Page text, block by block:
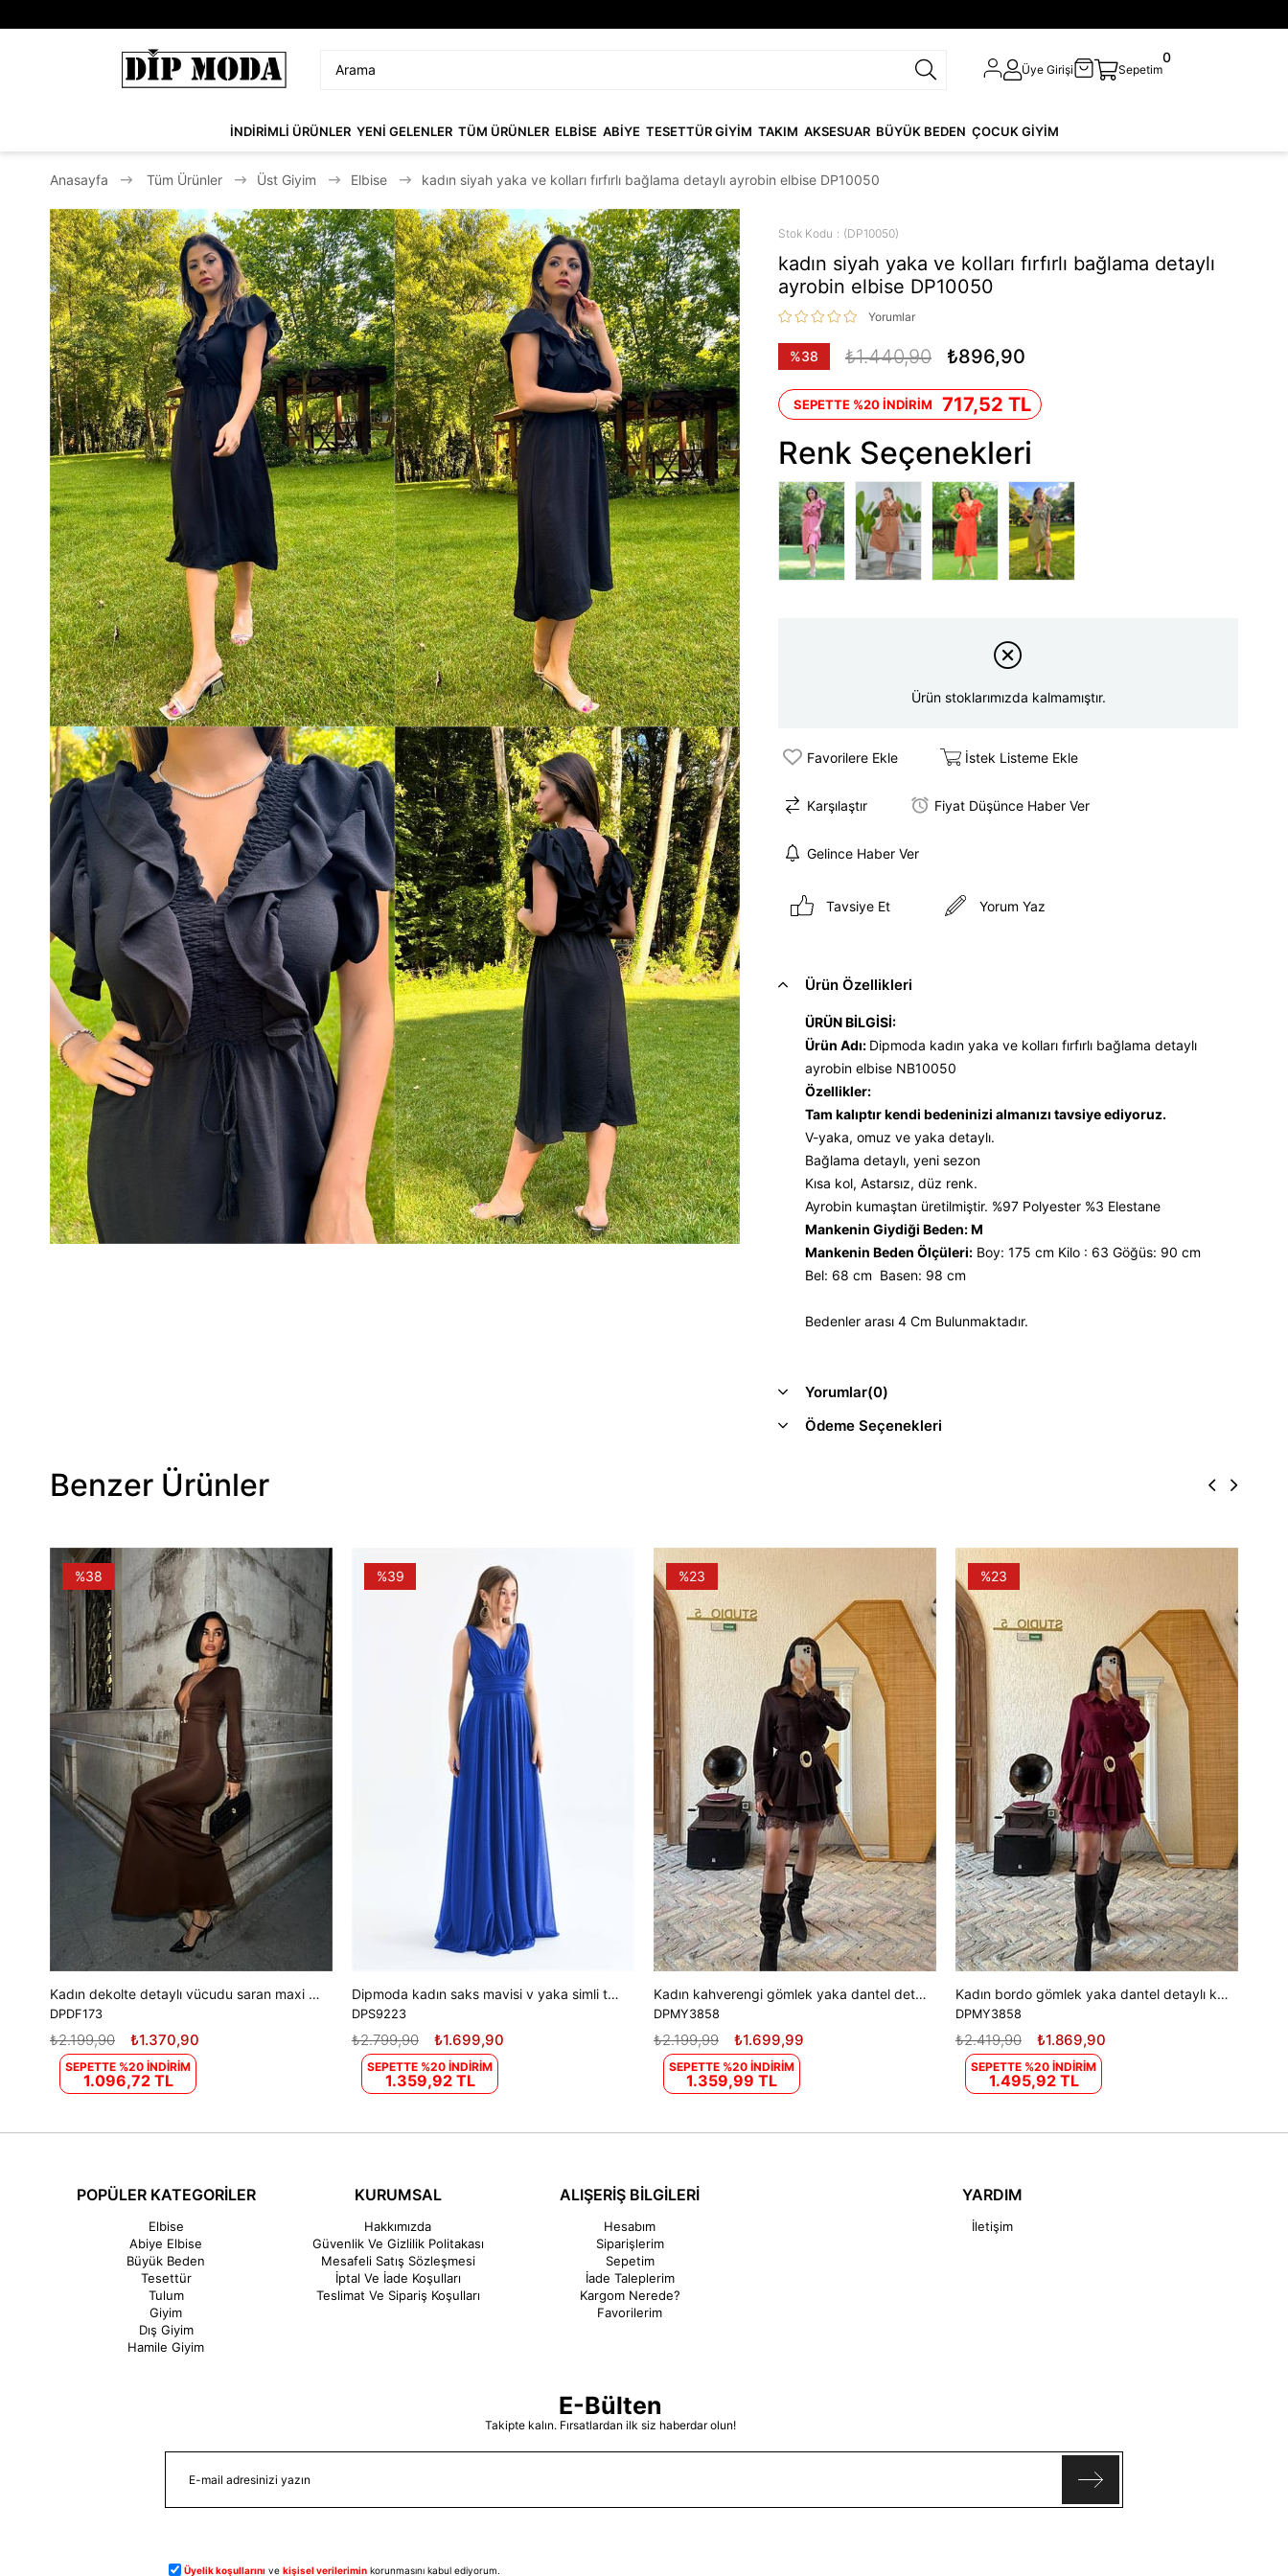
Üye Girişi Sepetim
0
İNDİRİMLİ ÜRÜNLER YENİ GELENLER TÜM ÜRÜNLER ELBİSE ABİYE TESETTÜR GİYİM TAKIM AKSESUAR BÜYÜK BEDEN ÇOCUK GİYİM
Anasayfa Tüm Ürünler Üst Giyim Elbise kadın siyah yaka ve kolları fırfırlı bağlama detaylı ayrobin elbise DP10050
Stok Kodu (DP10050)
kadın siyah yaka ve kolları fırfırlı bağlama detaylı
ayrobin elbise DP10050
Yorumlar
%38
₺1.440,90 ₺896,90
SEPETTE %20 İNDİRİM 717,52 TL
Renk Seçenekleri
Ürün stoklarımızda kalmamıştır.
Favorilere Ekle İstek Listeme Ekle
Karşılaştır Fiyat Düşünce Haber Ver
Gelince Haber Ver
Tavsiye Et Yorum Yaz
Ürün Özellikleri
ÜRÜN BİLGİSİ:
Ürün Adı: Dipmoda kadın yaka ve kolları fırfırlı bağlama detaylı
ayrobin elbise NB10050
Özellikler:
Tam kalıptır kendi bedeninizi almanızı tavsiye ediyoruz.
V-yaka, omuz ve yaka detaylı.
Bağlama detaylı, yeni sezon
Kısa kol, Astarsız, düz renk.
Ayrobin kumaştan üretilmiştir. %97 Polyester %3 Elestane
Mankenin Giydiği Beden: M
Mankenin Beden Ölçüleri: Boy: 175 cm Kilo : 63 Göğüs: 90 cm
Bel: 68 cm Basen: 98 cm
Bedenler arası 4 Cm Bulunmaktadır.
Yorumlar(0)
Ödeme Seçenekleri
Benzer Ürünler
Kadın dekolte detaylı vücudu saran maxi elbise DPDF173
DPDF173
₺1.370,90
₺2.199,90
SEPETTE %20 İNDİRİM
1.096,72 TL
%38
Dipmoda kadın saks mavisi v yaka simli tül abiye elbise DPS9223
DPS9223
₺1.699,90
₺2.799,90
SEPETTE %20 İNDİRİM
1.359,92 TL
%39
Kadın kahverengi gömlek yaka dantel detaylı kat kat mini elbise DPMY3858
DPMY3858
₺1.699,99
₺2.199,99
SEPETTE %20 İNDİRİM
1.359,99 TL
%23
Kadın bordo gömlek yaka dantel detaylı kat kat mini elbise DPMY3858
DPMY3858
₺1.869,90
₺2.419,90
SEPETTE %20 İNDİRİM
1.495,92 TL
%23
POPÜLER KATEGORİLER
Elbise
Abiye Elbise
Büyük Beden
Tesettür
Tulum
Giyim
Dış Giyim
Hamile Giyim
KURUMSAL
Hakkımızda
Güvenlik Ve Gizlilik Politakası
Mesafeli Satış Sözleşmesi
İptal Ve İade Koşulları
Teslimat Ve Sipariş Koşulları
ALIŞERİŞ BİLGİLERİ
Hesabım
Siparişlerim
Sepetim
İade Taleplerim
Kargom Nerede?
Favorilerim
YARDIM
İletişim
E-Bülten
Takipte kalın. Fırsatlardan ilk siz haberdar olun!
Üyelik koşullarını ve kişisel verilerimin korunmasını kabul ediyorum.